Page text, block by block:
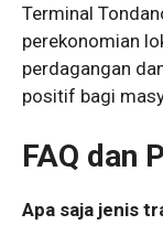
Terminal
perekonomian
perdagangan
positif bagi
FAQ dan
Apa saja jenis